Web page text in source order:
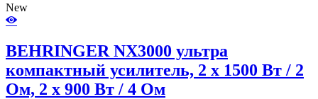
New
BEHRINGER NX3000 ультра
компактный усилитель, 2 x 1500 Вт / 2
Oм, 2 x 900 Вт / 4 Oм